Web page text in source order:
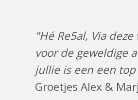
"Hé Re5al, Via
voor de geweldige
jullie is een een
Groetjes Alex &